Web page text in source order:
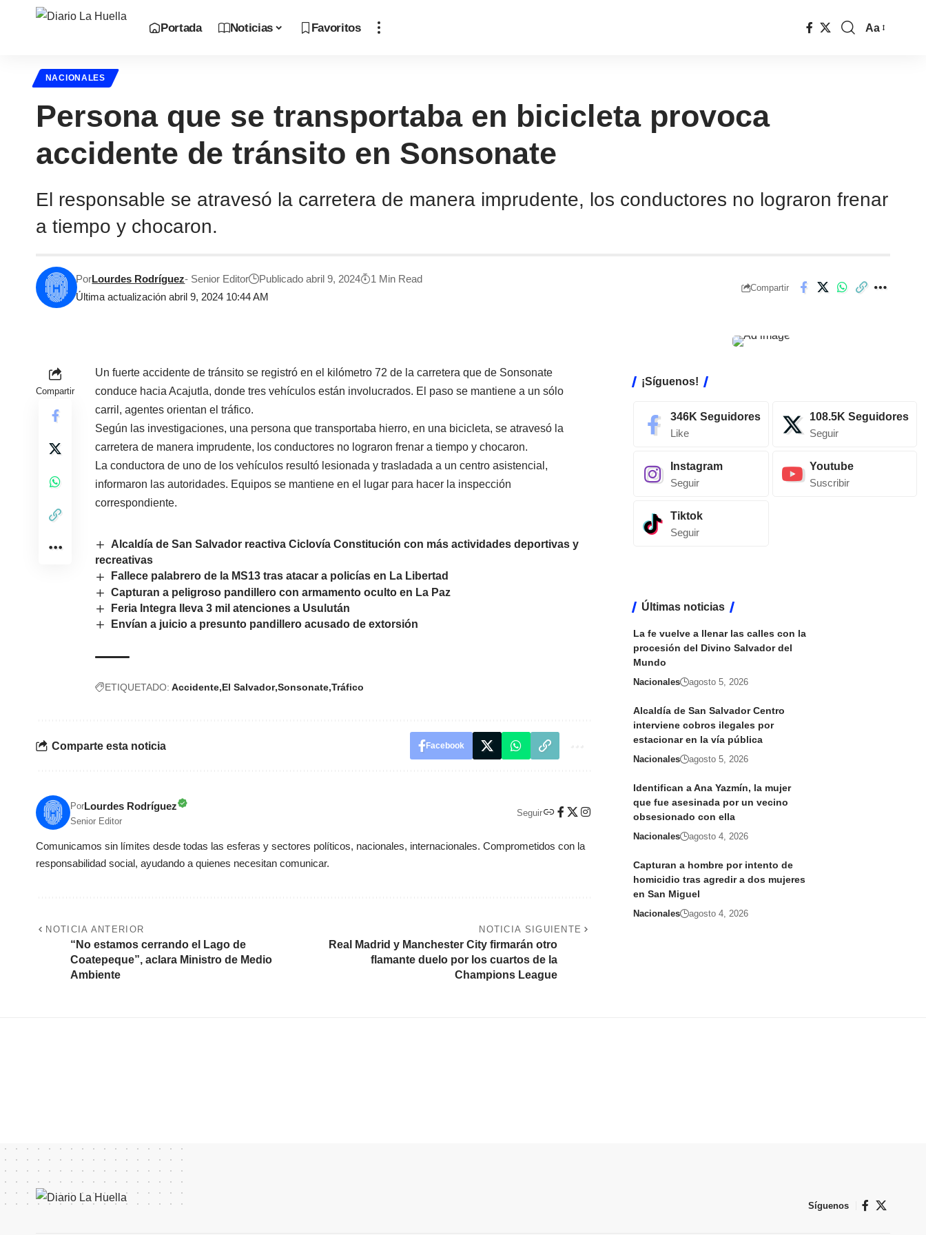
Portada Noticias Favoritos Aa
NACIONALES
Persona que se transportaba en bicicleta provoca
accidente de tránsito en Sonsonate
El responsable se atravesó la carretera de manera imprudente, los conductores no lograron frenar
a tiempo y chocaron.
Última actualización abril 9, 2024 10:44 AM
PorLourdes Rodríguez- Senior Editor Publicado abril 9, 2024 1 Min Read
Compartir
Compartir
Un fuerte accidente de tránsito se registró en el kilómetro 72 de la carretera que de Sonsonate
conduce hacia Acajutla, donde tres vehículos están involucrados. El paso se mantiene a un sólo
carril, agentes orientan el tráfico.
Según las investigaciones, una persona que transportaba hierro, en una bicicleta, se atravesó la
carretera de manera imprudente, los conductores no lograron frenar a tiempo y chocaron.
La conductora de uno de los vehículos resultó lesionada y trasladada a un centro asistencial,
informaron las autoridades. Equipos se mantiene en el lugar para hacer la inspección
correspondiente.
Alcaldía de San Salvador reactiva Ciclovía Constitución con más actividades deportivas y
recreativas
Fallece palabrero de la MS13 tras atacar a policías en La Libertad
Capturan a peligroso pandillero con armamento oculto en La Paz
Feria Integra lleva 3 mil atenciones a Usulután
Envían a juicio a presunto pandillero acusado de extorsión
ETIQUETADO: Accidente El Salvador Sonsonate Tráfico
Comparte esta noticia Facebook
PorLourdes Rodríguez
Senior Editor
Seguir
Comunicamos sin límites desde todas las esferas y sectores políticos, nacionales, internacionales. Comprometidos con la
responsabilidad social, ayudando a quienes necesitan comunicar.
NOTICIA ANTERIOR
“No estamos cerrando el Lago de
Coatepeque”, aclara Ministro de Medio
Ambiente
NOTICIA SIGUIENTE
Real Madrid y Manchester City firmarán otro
flamante duelo por los cuartos de la
Champions League
¡Síguenos!
346K Seguidores
Like
108.5K Seguidores
Seguir
Instagram
Seguir
Youtube
Suscribir
Tiktok
Seguir
Últimas noticias
La fe vuelve a llenar las calles con la
procesión del Divino Salvador del
Mundo
Nacionales agosto 5, 2026
Alcaldía de San Salvador Centro
interviene cobros ilegales por
estacionar en la vía pública
Nacionales agosto 5, 2026
Identifican a Ana Yazmín, la mujer
que fue asesinada por un vecino
obsesionado con ella
Nacionales agosto 4, 2026
Capturan a hombre por intento de
homicidio tras agredir a dos mujeres
en San Miguel
Nacionales agosto 4, 2026
Síguenos